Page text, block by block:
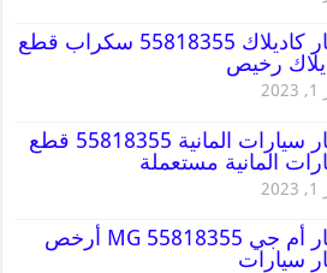
قطع غيار كاديلاك 55818355 سكراب قطع
رخيص
قطع غيار سيارات المانية 55818355 قطع
المانية مستعملة
قطع غيار أم جي MG 55818355 أرخص
سيارات